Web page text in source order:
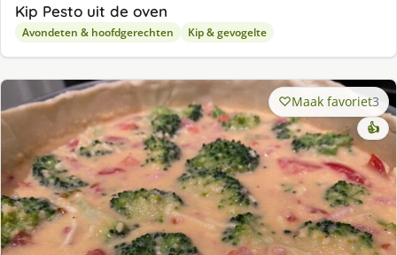
Kip Pesto uit de oven
Avondeten & hoofdgerechten Kip & gevogelte
Maak favoriet3
👍